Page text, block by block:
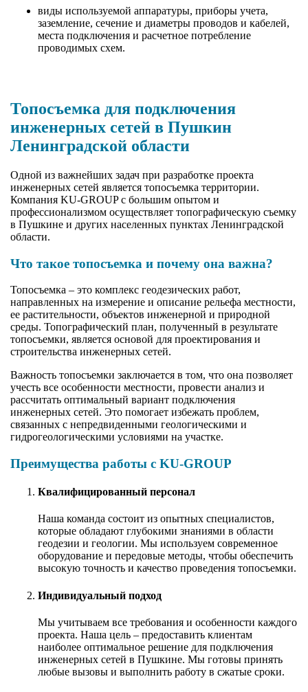
виды используемой аппаратуры, приборы учета,
заземление, сечение и диаметры проводов и кабелей,
места подключения и расчетное потребление
проводимых схем.
Топосъемка для подключения
инженерных сетей в Пушкин
Ленинградской области
Одной из важнейших задач при разработке проекта
инженерных сетей является топосъемка территории.
Компания KU-GROUP с большим опытом и
профессионализмом осуществляет топографическую съемку
в Пушкине и других населенных пунктах Ленинградской
области.
Что такое топосъемка и почему она важна?
Топосъемка – это комплекс геодезических работ,
направленных на измерение и описание рельефа местности,
ее растительности, объектов инженерной и природной
среды. Топографический план, полученный в результате
топосъемки, является основой для проектирования и
строительства инженерных сетей.
Важность топосъемки заключается в том, что она позволяет
учесть все особенности местности, провести анализ и
рассчитать оптимальный вариант подключения
инженерных сетей. Это помогает избежать проблем,
связанных с непредвиденными геологическими и
гидрогеологическими условиями на участке.
Преимущества работы с KU-GROUP
Квалифицированный персонал
Наша команда состоит из опытных специалистов,
которые обладают глубокими знаниями в области
геодезии и геологии. Мы используем современное
оборудование и передовые методы, чтобы обеспечить
высокую точность и качество проведения топосъемки.
Индивидуальный подход
Мы учитываем все требования и особенности каждого
проекта. Наша цель – предоставить клиентам
наиболее оптимальное решение для подключения
инженерных сетей в Пушкине. Мы готовы принять
любые вызовы и выполнить работу в сжатые сроки.